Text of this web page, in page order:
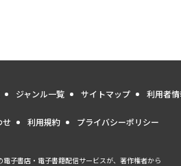
ジャンル一覧 サイトマップ 利用者
せ 利用規約 プライバシーポリシー
電子書店・電子書籍配信サービスが、著作権者から